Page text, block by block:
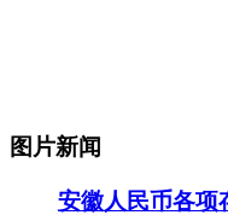
图片新闻
安徽人民币各项